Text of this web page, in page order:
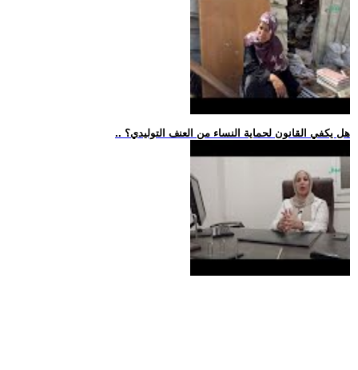
.. هل يكفي القانون لحماية النساء من العنف التوليدي؟